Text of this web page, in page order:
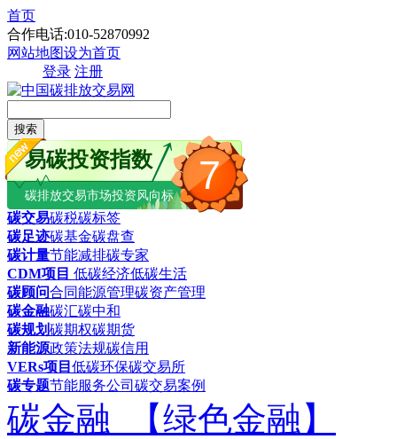
首页
合作电话:010-52870992
网站地图设为首页
登录 注册
搜索
7
易碳投资指数
碳排放交易市场投资风向标
碳交易碳税碳标签
碳足迹碳基金碳盘查
碳计量节能减排碳专家
CDM项目 低碳经济低碳生活
碳顾问合同能源管理碳资产管理
碳金融碳汇碳中和
碳规划碳期权碳期货
新能源政策法规碳信用
VERs项目 低碳环保碳交易所
碳专题节能服务公司 碳交易案例
碳金融_【绿色金融】